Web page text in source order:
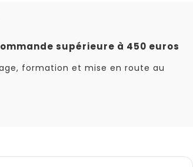
supérieure à 450 euros
formation et mise en route au